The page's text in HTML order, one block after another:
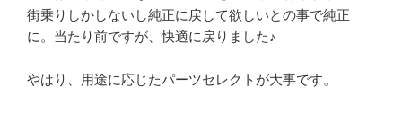
街乗りしかしないし純正に戻して欲しいとの事で純正
に。当たり前ですが、快適に戻りました♪
やはり、用途に応じたパーツセレクトが大事です。